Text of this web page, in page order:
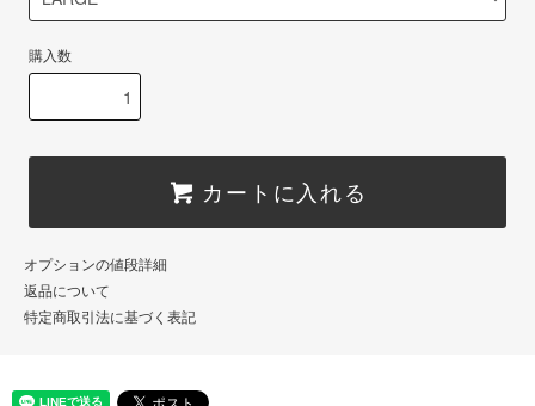
購入数
カートに入れる
オプションの値段詳細
返品について
特定商取引法に基づく表記